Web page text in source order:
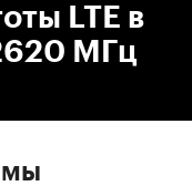
LTE в
МГц